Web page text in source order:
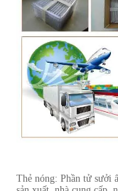
Thẻ nóng: Phần tử sưởi